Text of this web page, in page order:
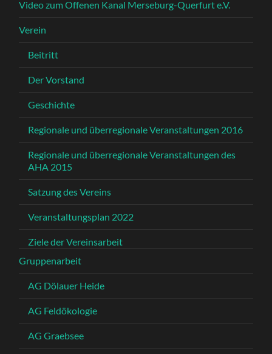
Video zum Offenen Kanal Merseburg-Querfurt e.V.
Verein
Beitritt
Der Vorstand
Geschichte
Regionale und überregionale Veranstaltungen 2016
Regionale und überregionale Veranstaltungen des
AHA 2015
Satzung des Vereins
Veranstaltungsplan 2022
Ziele der Vereinsarbeit
Gruppenarbeit
AG Dölauer Heide
AG Feldökologie
AG Graebsee